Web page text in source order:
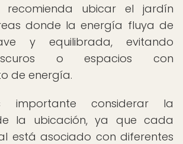
recomienda ubicar el jardín
donde la energía fluya de
y equilibrada, evitando
o espacios con
de energía.
importante considerar la
la ubicación, ya que cada
está asociado con diferentes